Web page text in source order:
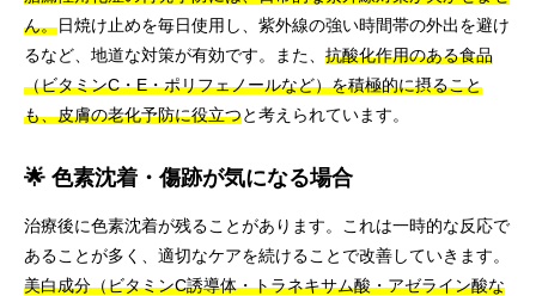
ん。日焼け止めを毎日使用し、紫外線の強い時間帯の外出を避け
るなど、地道な対策が有効です。また、 抗酸化作用のある食品
（ビタミンC・E・ポリフェノールなど）を積極的に摂ること
も、皮膚の老化予防に役立つと考えられています。
🌟 色素沈着・傷跡が気になる場合
治療後に色素沈着が残ることがあります。これは一時的な反応で
あることが多く、適切なケアを続けることで改善していきます。
美白成分（ビタミンC誘導体・トラネキサム酸・アゼライン酸な